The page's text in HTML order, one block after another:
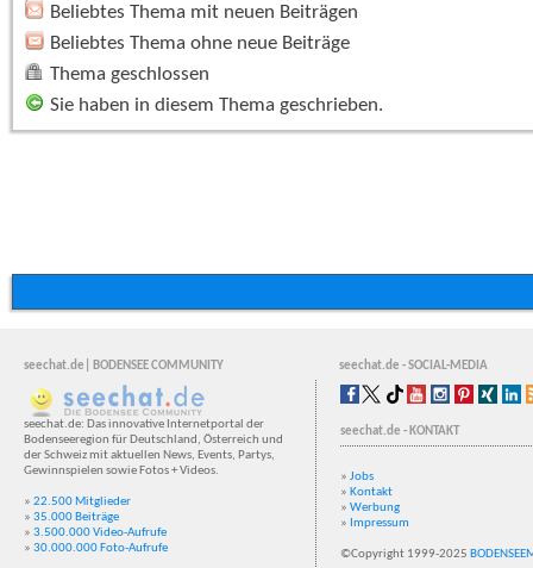
Beliebtes Thema mit neuen Beiträgen
Beliebtes Thema ohne neue Beiträge
Thema geschlossen
Sie haben in diesem Thema geschrieben.
seechat.de| BODENSEE COMMUNITY seechat.de - SOCIAL-MEDIA
seechat.de: Das innovative Internetportal der
Bodenseeregion für Deutschland, Österreich und
der Schweiz mit aktuellen News, Events, Partys,
Gewinnspielen sowie Fotos + Videos.
» 22.500 Mitglieder
» 35.000 Beiträge
» 3.500.000 Video-Aufrufe
» 30.000.000 Foto-Aufrufe
seechat.de - KONTAKT
» Jobs
» Kontakt
» Werbung
» Impressum
©Copyright 1999-2025